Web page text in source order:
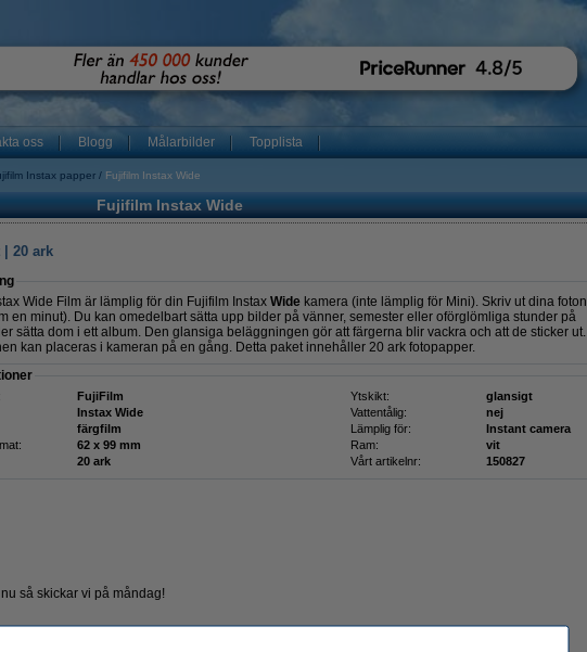
oss Blogg Målarbilder Topplista
Instax papper Fujifilm Instax Wide
Fujifilm Instax Wide
20 ark
Wide Film är lämplig för din Fujifilm Instax Wide kamera (inte lämplig för Mini). Skriv ut dina foton
en minut). Du kan omedelbart sätta upp bilder på vänner, semester eller oförglömliga stunder på
sätta dom i ett album. Den glansiga beläggningen gör att färgerna blir vackra och att de sticker ut.
kan placeras i kameran på en gång. Detta paket innehåller 20 ark fotopapper.
FujiFilm Ytskikt:
glansigt
Instax Wide Vattentålig:
nej
färgfilm Lämplig för:
Instant camera
62 x 99 mm Ram:
vit
20 ark Vårt artikelnr: 150827
så skickar vi på måndag!